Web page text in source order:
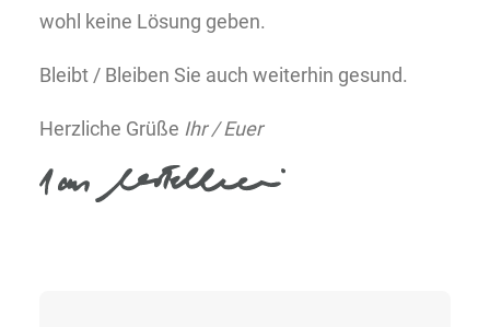
wohl keine Lösung geben.
Bleibt / Bleiben Sie auch weiterhin gesund.
Herzliche Grüße Ihr / Euer